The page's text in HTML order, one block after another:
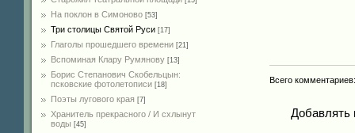
На поклон в Симоново [53]
Три столицы Святой Руси [17]
Глаголы прошедшего времени [21]
Вспоминая Клару Румянову [13]
Борис Степанович Скобельцын:
псковские фотолетописи [18]
Поэты лугового края [7]
Хранитель прекрасного / И схлынут
воды [45]
Всего комментариев
Добавлять